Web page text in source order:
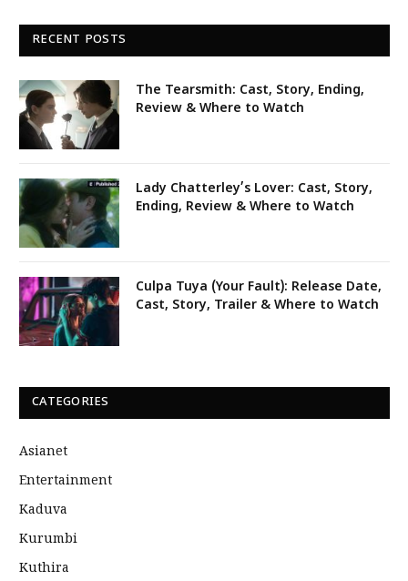
RECENT POSTS
The Tearsmith: Cast, Story, Ending,
Review & Where to Watch
Lady Chatterley’s Lover: Cast, Story,
Ending, Review & Where to Watch
Culpa Tuya (Your Fault): Release Date,
Cast, Story, Trailer & Where to Watch
CATEGORIES
Asianet
Entertainment
Kaduva
Kurumbi
Kuthira